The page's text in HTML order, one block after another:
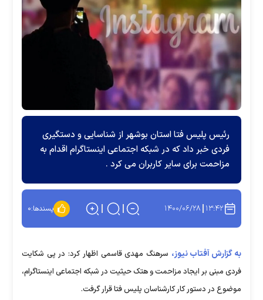
رئیس پلیس فتا استان بوشهر از شناسایی و دستگیری
فردی خبر داد که در شبکه اجتماعی اینستاگرام اقدام به
مزاحمت برای سایر کاربران می کرد .
۱۳:۴۲ ۱۴۰۰/۰۶/۲۸ پسندها:۰
به گزارش آفتاب نیوز، سرهنگ مهدی قاسمی اظهار کرد: در پی شکایت
فردی مبنی بر ایجاد مزاحمت و هتک حیثیت در شبکه اجتماعی اینستاگرام،
موضوع در دستور کار کارشناسان پلیس فتا قرار گرفت.